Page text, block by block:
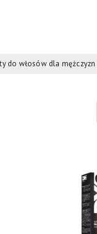
do włosów dla mężczyzn